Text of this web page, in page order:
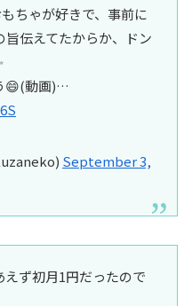
ちゃが好きで、事前に
伝えてたからか、ドン
😄(動画)…
September 3,
ず初月1円だったので